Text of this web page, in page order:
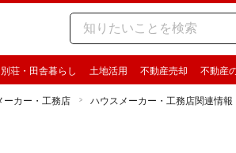
別荘・田舎暮らし 土地活用 不動産売却 不動産
ーカー・工務店 ハウスメーカー・工務店関連情報